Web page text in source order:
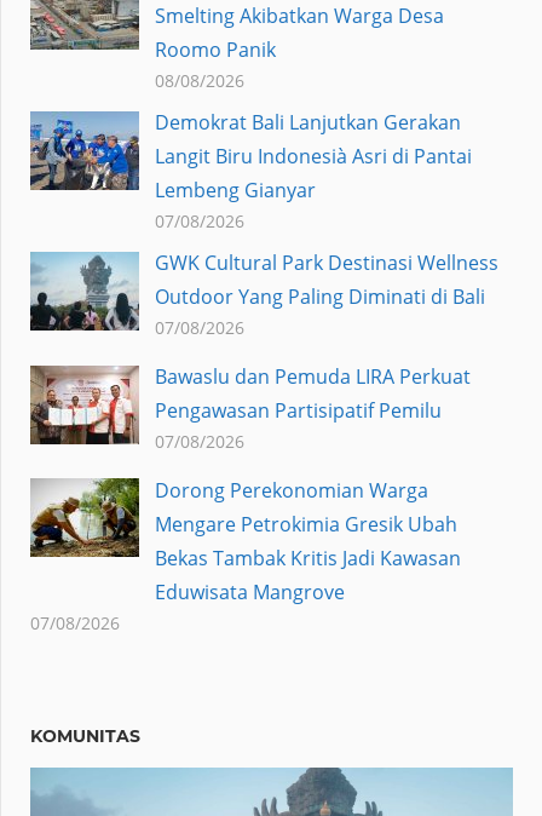
Smelting Akibatkan Warga Desa
Roomo Panik
08/08/2026
Demokrat Bali Lanjutkan Gerakan
Langit Biru Indonesià Asri di Pantai
Lembeng Gianyar
07/08/2026
GWK Cultural Park Destinasi Wellness
Outdoor Yang Paling Diminati di Bali
07/08/2026
Bawaslu dan Pemuda LIRA Perkuat
Pengawasan Partisipatif Pemilu
07/08/2026
Dorong Perekonomian Warga
Mengare Petrokimia Gresik Ubah
Bekas Tambak Kritis Jadi Kawasan
Eduwisata Mangrove
07/08/2026
KOMUNITAS